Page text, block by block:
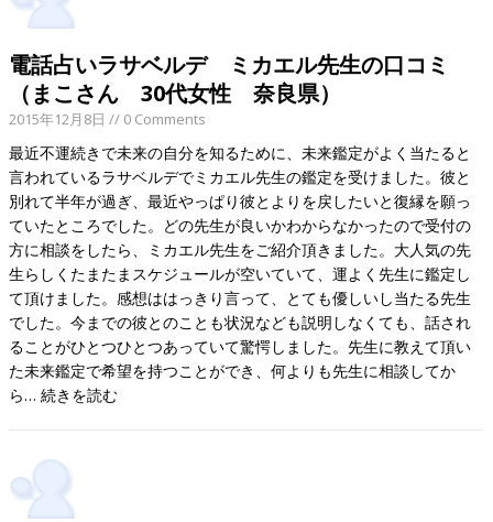
電話占いラサベルデ ミカエル先生の口コミ
（まこさん 30代女性 奈良県）
2015年12月8日 // 0 Comments
最近不運続きで未来の自分を知るために、未来鑑定がよく当たると
言われているラサベルデでミカエル先生の鑑定を受けました。彼と
別れて半年が過ぎ、最近やっぱり彼とよりを戻したいと復縁を願っ
ていたところでした。どの先生が良いかわからなかったので受付の
方に相談をしたら、ミカエル先生をご紹介頂きました。大人気の先
生らしくたまたまスケジュールが空いていて、運よく先生に鑑定し
て頂けました。感想ははっきり言って、とても優しいし当たる先生
でした。今までの彼とのことも状況なども説明しなくても、話され
ることがひとつひとつあっていて驚愕しました。先生に教えて頂い
た未来鑑定で希望を持つことができ、何よりも先生に相談してか
ら…続きを読む